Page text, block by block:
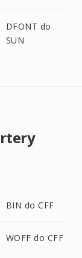
DFONT do
SUN
BIN do CFF
WOFF do CFF